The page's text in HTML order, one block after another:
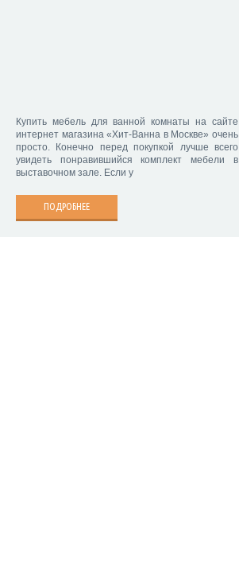
Купить мебель для ванной комнаты на сайте
интернет магазина «Хит-Ванна в Москве» очень
просто. Конечно перед покупкой лучше всего
увидеть понравившийся комплект мебели в
выставочном зале. Если у
ПОДРОБНЕЕ